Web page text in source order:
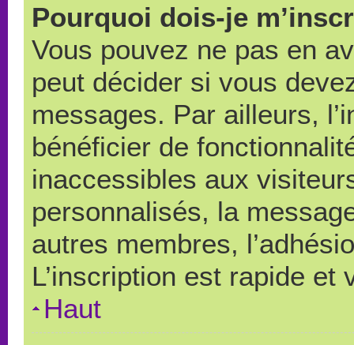
Pourquoi dois-je
Vous pouvez ne pas en
peut décider si vous
messages. Par ailleurs,
bénéficier de
inaccessibles aux
personnalisés, la
autres membres,
L’inscription est rapide et
Haut